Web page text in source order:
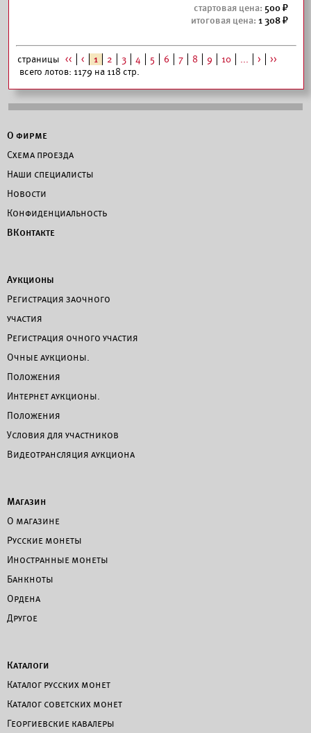
500
1 308
страницы << < 1 2 3 4 5 6 7 8 9 10 ... >
>>
всего лотов: 1179 на 118 стр.
О фирме
Схема проезда
Наши специалисты
Новости
Конфиденциальность
ВКонтакте
Аукционы
Регистрация заочного
участия
Регистрация очного участия
Очные аукционы.
Положения
Интернет аукционы.
Положения
Условия для участников
Видеотрансляция аукциона
Магазин
О магазине
Русские монеты
Иностранные монеты
Банкноты
Ордена
Другое
Каталоги
Каталог русских монет
Каталог советских монет
Георгиевские кавалеры